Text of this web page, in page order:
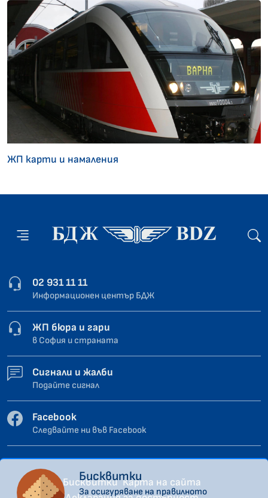
ЖП карти и намаления
02 931 11 11
Информационен център БДЖ
ЖП бюра и гари
в София и страната
Сигнали и жалби
Подайте сигнал
Facebook
Следвайте ни във Facebook
Бисквитки Карта на сайта
Бисквитки
За осигуряване на правилното